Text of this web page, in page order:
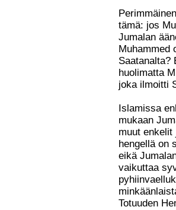
tämä: jos
Jumalan
Muhammed
Saatanalta?
huolimatta
joka ilmoitti
Islamissa
mukaan
muut enkelit
hengellä on
eikä
vaikuttaa
Totuuden